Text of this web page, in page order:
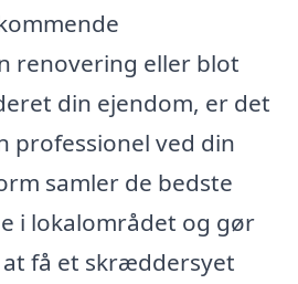
renovering eller blot
din ejendom, er det
professionel ved din
samler de bedste
i lokalområdet og gør
få et skræddersyet